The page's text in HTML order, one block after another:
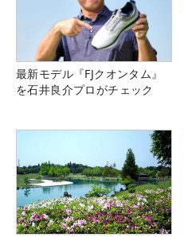
最新モデル『FJクオンタム』
を石井良介プロがチェック